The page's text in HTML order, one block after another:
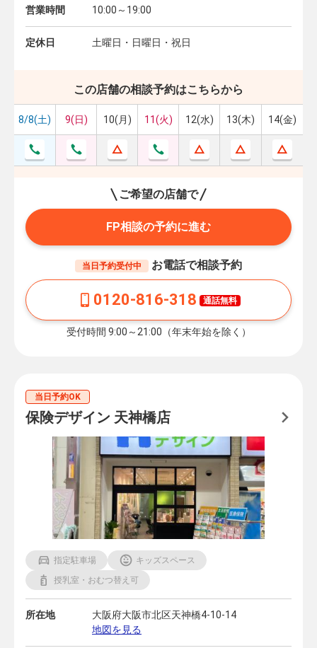
営業時間 10:00～19:00
定休日 土曜日・日曜日・祝日
この店舗の相談予約はこちらから
8/8(土) 9(日) 10(月) 11(火) 12(水) 13(木) 14(金)
ご希望の店舗で
FP相談の予約に進む
当日予約受付中 お電話で相談予約
0120-816-318 通話無料
受付時間 9:00～21:00（年末年始を除く）
当日予約OK
保険デザイン 天神橋店
指定駐車場
キッズスペース
授乳室・おむつ替え可
所在地
大阪府大阪市北区天神橋4-10-14
地図を見る